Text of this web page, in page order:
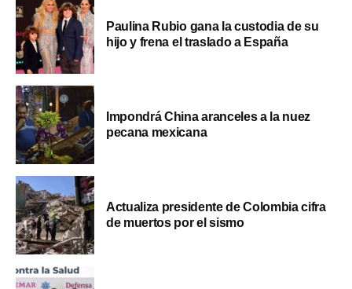
Paulina Rubio gana la custodia de su
hijo y frena el traslado a España
Impondrá China aranceles a la nuez
pecana mexicana
Actualiza presidente de Colombia cifra
de muertos por el sismo